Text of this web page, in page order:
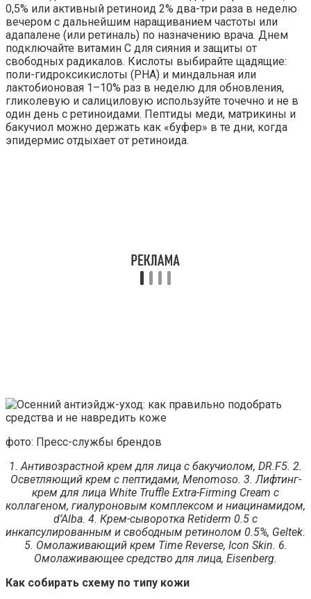
0,5% или активный ретиноид 2% два-три раза в неделю
вечером с дальнейшим наращиванием частоты или
адапалене (или ретиналь) по назначению врача. Днем
подключайте витамин С для сияния и защиты от
свободных радикалов. Кислоты выбирайте щадящие:
поли-гидроксикислоты (PHA) и миндальная или
лактобионовая 1–10% раз в неделю для обновления,
гликолевую и салициловую используйте точечно и не в
один день с ретиноидами. Пептиды меди, матрикины и
бакучиол можно держать как «буфер» в те дни, когда
эпидермис отдыхает от ретиноида.
фото: Пресс-службы брендов
1. Антивозрастной крем для лица с бакучиолом, DR.F5. 2.
Осветляющий крем с пептидами, Menomoso. 3. Лифтинг-
крем для лица White Truffle Extra-Firming Cream с
коллагеном, гиалуроновым комплексом и ниацинамидом,
d’Alba. 4. Крем-сыворотка Retiderm 0.5 с
инкапсулированным и свободным ретинолом 0.5%, Geltek.
5. Омолаживающий крем Time Reverse, Icon Skin. 6.
Омолаживающее средство для лица, Eisenberg.
Как собирать схему по типу кожи